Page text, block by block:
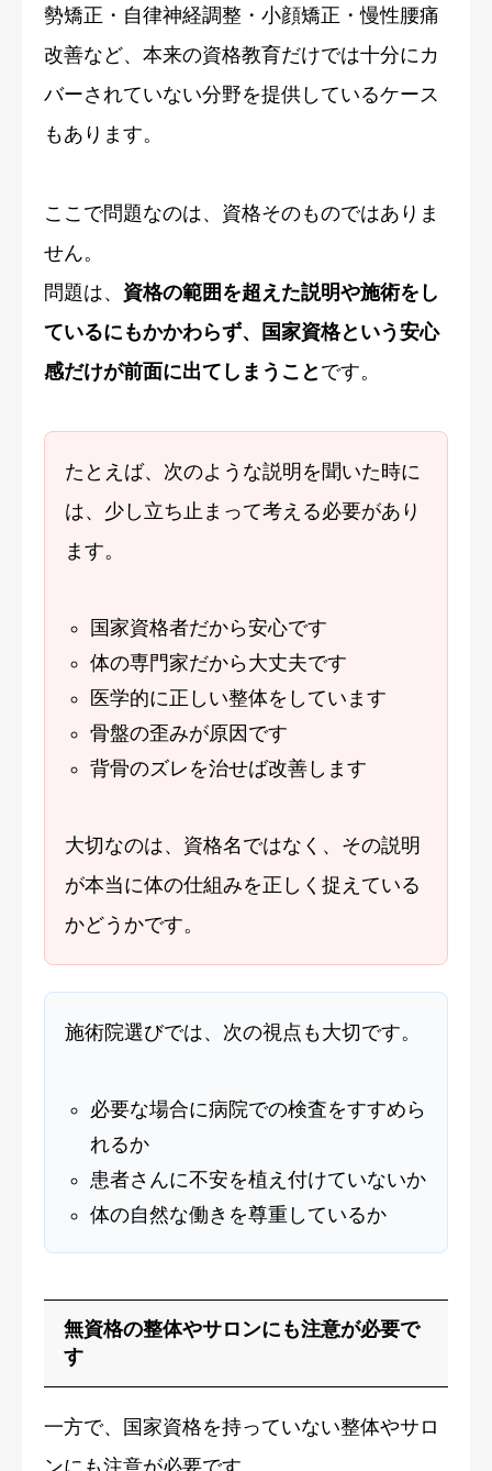
勢矯正・自律神経調整・小顔矯正・慢性腰痛
改善など、本来の資格教育だけでは十分にカ
バーされていない分野を提供しているケース
もあります。
ここで問題なのは、資格そのものではありま
せん。
問題は、 資格の範囲を超えた説明や施術をし
ているにもかかわらず、国家資格という安心
感だけが前面に出てしまうこと です。
たとえば、次のような説明を聞いた時に
は、少し立ち止まって考える必要があり
ます。
国家資格者だから安心です
体の専門家だから大丈夫です
医学的に正しい整体をしています
骨盤の歪みが原因です
背骨のズレを治せば改善します
大切なのは、資格名ではなく、その説明
が本当に体の仕組みを正しく捉えている
かどうかです。
施術院選びでは、次の視点も大切です。
必要な場合に病院での検査をすすめら
れるか
患者さんに不安を植え付けていないか
体の自然な働きを尊重しているか
無資格の整体やサロンにも注意が必要で
す
一方で、国家資格を持っていない整体やサロ